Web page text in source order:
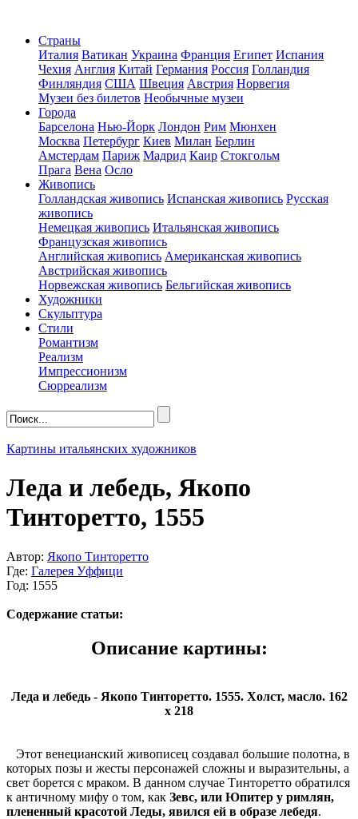
Страны
Италия Ватикан Украина Франция Египет Испания
Чехия Англия Китай Германия Россия Голландия
Финляндия США Швеция Австрия Норвегия
Музеи без билетов Необычные музеи
Города
Барселона Нью-Йорк Лондон Рим Мюнхен
Москва Петербург Киев Милан Берлин
Амстердам Париж Мадрид Каир Стокгольм
Прага Вена Осло
Живопись
Голландская живопись Испанская живопись Русская
живопись
Немецкая живопись Итальянская живопись
Французская живопись
Английская живопись Американская живопись
Австрийская живопись
Норвежская живопись Бельгийская живопись
Художники
Скульптура
Стили
Романтизм
Реализм
Импрессионизм
Сюрреализм
Картины итальянских художников
Леда и лебедь, Якопо
Тинторетто, 1555
Автор: Якопо Тинторетто
Где: Галерея Уффици
Год: 1555
Содержание статьи:
Описание картины:
Леда и лебедь - Якопо Тинторетто. 1555. Холст, масло. 162
x 218
Этот венецианский живописец создавал большие полотна, в
которых позы и жесты персонажей сложны и выразительны, а
свет борется с мраком. В данном случае Тинторетто обратился
к античному мифу о том, как Зевс, или Юпитер у римлян,
плененный красотой Леды, явился ей в образе лебедя.